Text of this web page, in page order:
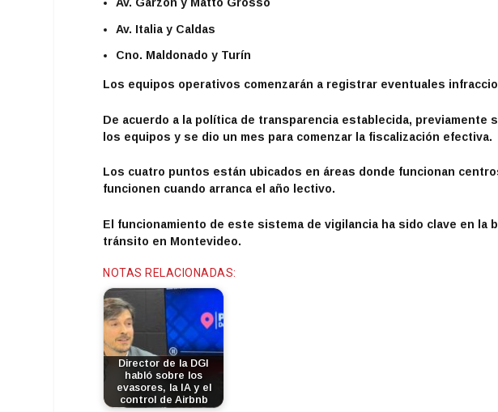
Av. Italia y Caldas
Cno. Maldonado y Turín
Los equipos operativos comenzarán a registrar eventuales
De acuerdo a la política de transparencia establecida, previamente
los equipos y se dio un mes para comenzar la fiscalización efectiva.
Los cuatro puntos están ubicados en áreas donde funcionan
funcionen cuando arranca el año lectivo.
El funcionamiento de este sistema de vigilancia ha sido clave en la
tránsito en Montevideo.
NOTAS RELACIONADAS:
Director de la DGI
habló sobre los
evasores, la IA y el
control de Airbnb